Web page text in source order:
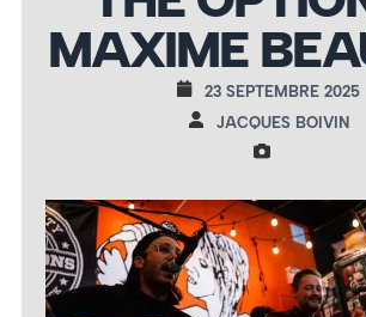
MAXIME
23 SEPTEMBRE 2025
JACQUES BOIVIN